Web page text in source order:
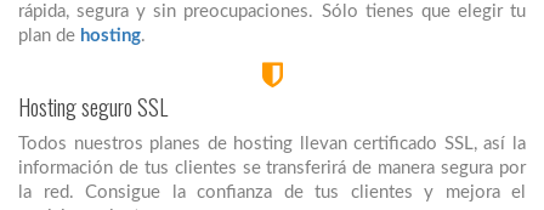
rápida, segura y sin preocupaciones. Sólo tienes que elegir tu
plan de hosting.
Hosting seguro SSL
Todos nuestros planes de hosting llevan certificado SSL, así la
información de tus clientes se transferirá de manera segura por
la red. Consigue la confianza de tus clientes y mejora el